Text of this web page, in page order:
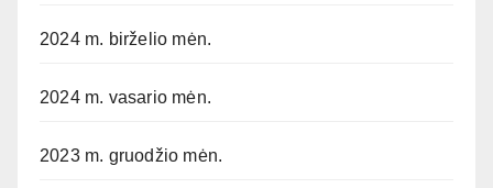
2024 m. birželio mėn.
2024 m. vasario mėn.
2023 m. gruodžio mėn.